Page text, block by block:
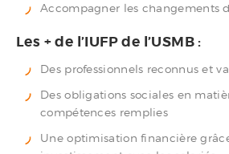
Accompagner les changements
Les + de l’IUFP de l’USMB :
Des professionnels reconnus et
Des obligations sociales en
compétences remplies
Une optimisation financière